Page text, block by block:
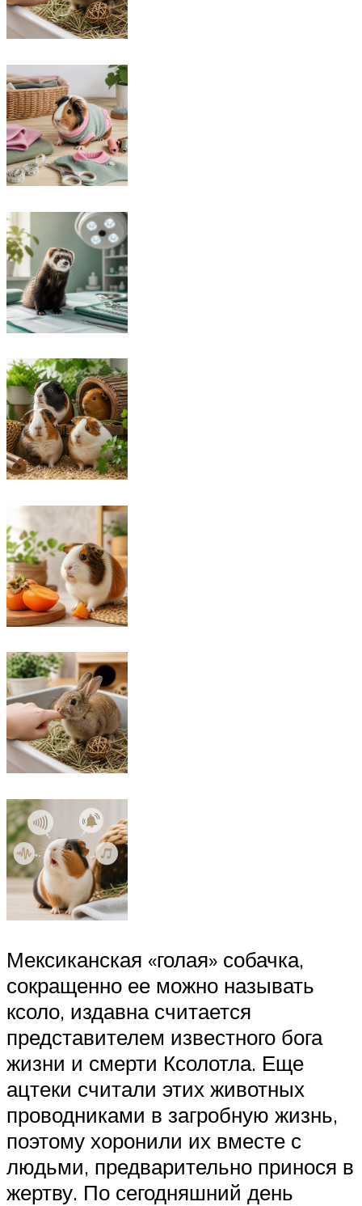
Мексиканская «голая» собачка,
сокращенно ее можно называть
ксоло, издавна считается
представителем известного бога
жизни и смерти Ксолотла. Еще
ацтеки считали этих животных
проводниками в загробную жизнь,
поэтому хоронили их вместе с
людьми, предварительно принося в
жертву. По сегодняшний день